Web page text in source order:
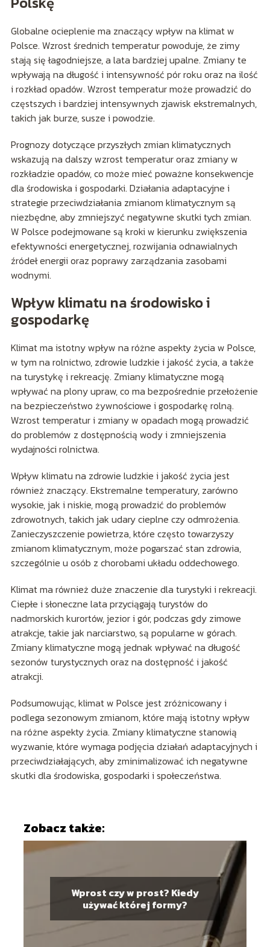
Globalne ocieplenie ma znaczący wpływ na klimat w
Polsce. Wzrost średnich temperatur powoduje, że zimy
stają się łagodniejsze, a lata bardziej upalne. Zmiany te
wpływają na długość i intensywność pór roku oraz na ilość
i rozkład opadów. Wzrost temperatur może prowadzić do
częstszych i bardziej intensywnych zjawisk ekstremalnych,
takich jak burze, susze i powodzie.
Prognozy dotyczące przyszłych zmian klimatycznych
wskazują na dalszy wzrost temperatur oraz zmiany w
rozkładzie opadów, co może mieć poważne konsekwencje
dla środowiska i gospodarki. Działania adaptacyjne i
strategie przeciwdziałania zmianom klimatycznym są
niezbędne, aby zmniejszyć negatywne skutki tych zmian.
W Polsce podejmowane są kroki w kierunku zwiększenia
efektywności energetycznej, rozwijania odnawialnych
źródeł energii oraz poprawy zarządzania zasobami
wodnymi.
Wpływ klimatu na środowisko i
gospodarkę
Klimat ma istotny wpływ na różne aspekty życia w Polsce,
w tym na rolnictwo, zdrowie ludzkie i jakość życia, a także
na turystykę i rekreację. Zmiany klimatyczne mogą
wpływać na plony upraw, co ma bezpośrednie przełożenie
na bezpieczeństwo żywnościowe i gospodarkę rolną.
Wzrost temperatur i zmiany w opadach mogą prowadzić
do problemów z dostępnością wody i zmniejszenia
wydajności rolnictwa.
Wpływ klimatu na zdrowie ludzkie i jakość życia jest
również znaczący. Ekstremalne temperatury, zarówno
wysokie, jak i niskie, mogą prowadzić do problemów
zdrowotnych, takich jak udary cieplne czy odmrożenia.
Zanieczyszczenie powietrza, które często towarzyszy
zmianom klimatycznym, może pogarszać stan zdrowia,
szczególnie u osób z chorobami układu oddechowego.
Klimat ma również duże znaczenie dla turystyki i rekreacji.
Ciepłe i słoneczne lata przyciągają turystów do
nadmorskich kurortów, jezior i gór, podczas gdy zimowe
atrakcje, takie jak narciarstwo, są popularne w górach.
Zmiany klimatyczne mogą jednak wpływać na długość
sezonów turystycznych oraz na dostępność i jakość
atrakcji.
Podsumowując, klimat w Polsce jest zróżnicowany i
podlega sezonowym zmianom, które mają istotny wpływ
na różne aspekty życia. Zmiany klimatyczne stanowią
wyzwanie, które wymaga podjęcia działań adaptacyjnych i
przeciwdziałających, aby zminimalizować ich negatywne
skutki dla środowiska, gospodarki i społeczeństwa.
Zobacz także:
Wprost czy w prost? Kiedy
używać której formy?